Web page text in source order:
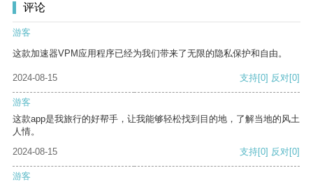
评论
游客
这款加速器VPM应用程序已经为我们带来了无限的隐私保护和自由。
2024-08-15 支持[0] 反对[0]
游客
这款app是我旅行的好帮手，让我能够轻松找到目的地，了解当地的风土
人情。
2024-08-15
支持[0] 反对[0]
游客